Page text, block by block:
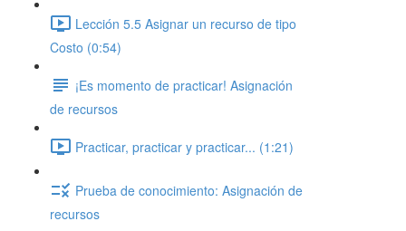
Lección 5.5 Asignar un recurso de tipo
Costo (0:54)
¡Es momento de practicar! Asignación
de recursos
Practicar, practicar y practicar... (1:21)
Prueba de conocimiento: Asignación de
recursos